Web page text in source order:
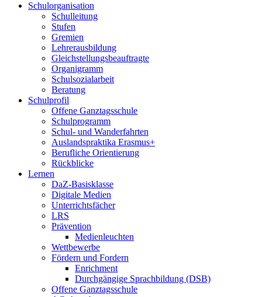
Schulorganisation
Schulleitung
Stufen
Gremien
Lehrerausbildung
Gleichstellungsbeauftragte
Organigramm
Schulsozialarbeit
Beratung
Schulprofil
Offene Ganztagsschule
Schulprogramm
Schul- und Wanderfahrten
Auslandspraktika Erasmus+
Berufliche Orientierung
Rückblicke
Lernen
DaZ-Basisklasse
Digitale Medien
Unterrichtsfächer
LRS
Prävention
Medienleuchten
Wettbewerbe
Fördern und Fordern
Enrichment
Durchgängige Sprachbildung (DSB)
Offene Ganztagsschule